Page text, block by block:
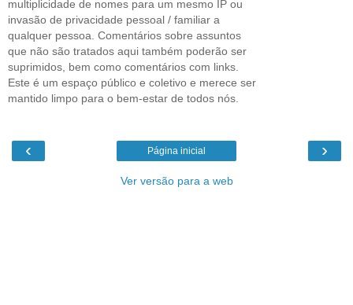
multiplicidade de nomes para um mesmo IP ou
invasão de privacidade pessoal / familiar a
qualquer pessoa. Comentários sobre assuntos
que não são tratados aqui também poderão ser
suprimidos, bem como comentários com links.
Este é um espaço público e coletivo e merece ser
mantido limpo para o bem-estar de todos nós.
‹ ›
Página inicial
Ver versão para a web